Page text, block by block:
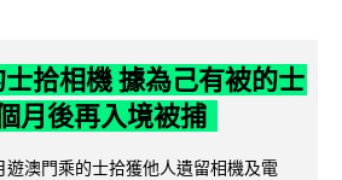
拾相機 據為己有被的士
月後再入境被捕
澳門乘的士拾獲他人遺留相機及電